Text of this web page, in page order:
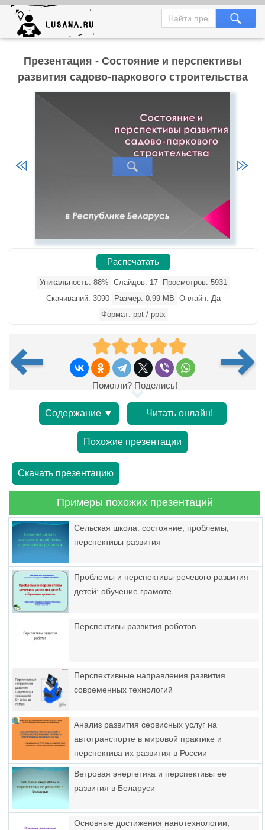
Презентация - Состояние и перспективы
развития садово-паркового строительства
Распечатать
Уникальность: 88% Слайдов: 17
Просмотров: 5931
Скачиваний: 3090
Размер: 0.99 MB Онлайн: Да
Формат: ppt / pptx
Помогли? Поделись!
Содержание ▼ Читать онлайн!
Похожие презентации
Скачать презентацию
Примеры похожих презентаций
Сельская школа: состояние, проблемы,
перспективы развития
Проблемы и перспективы речевого развития
детей: обучение грамоте
Перспективы развития роботов
Перспективные направления развития
современных технологий
Анализ развития сервисных услуг на
автотранспорте в мировой практике и
перспектива их развития в России
Ветровая энергетика и перспективы ее
развития в Беларуси
Основные достижения нанотехнологии,